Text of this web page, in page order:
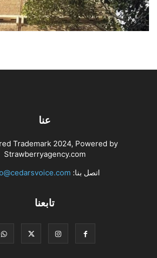
«الخيار الأخير
اخبار محلية أغسطس 9, 2026
عنا
Trademark 2024, Powered by
Strawberryagency.com
اتصل بنا:
تابعنا